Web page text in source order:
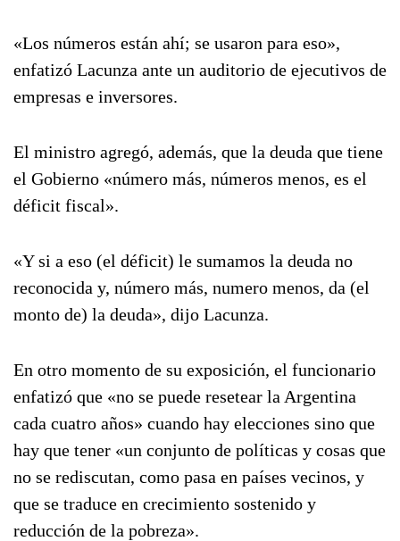
«Los números están ahí; se usaron para eso»,
enfatizó Lacunza ante un auditorio de ejecutivos de
empresas e inversores.
El ministro agregó, además, que la deuda que tiene
el Gobierno «número más, números menos, es el
déficit fiscal».
«Y si a eso (el déficit) le sumamos la deuda no
reconocida y, número más, numero menos, da (el
monto de) la deuda», dijo Lacunza.
En otro momento de su exposición, el funcionario
enfatizó que «no se puede resetear la Argentina
cada cuatro años» cuando hay elecciones sino que
hay que tener «un conjunto de políticas y cosas que
no se rediscutan, como pasa en países vecinos, y
que se traduce en crecimiento sostenido y
reducción de la pobreza».